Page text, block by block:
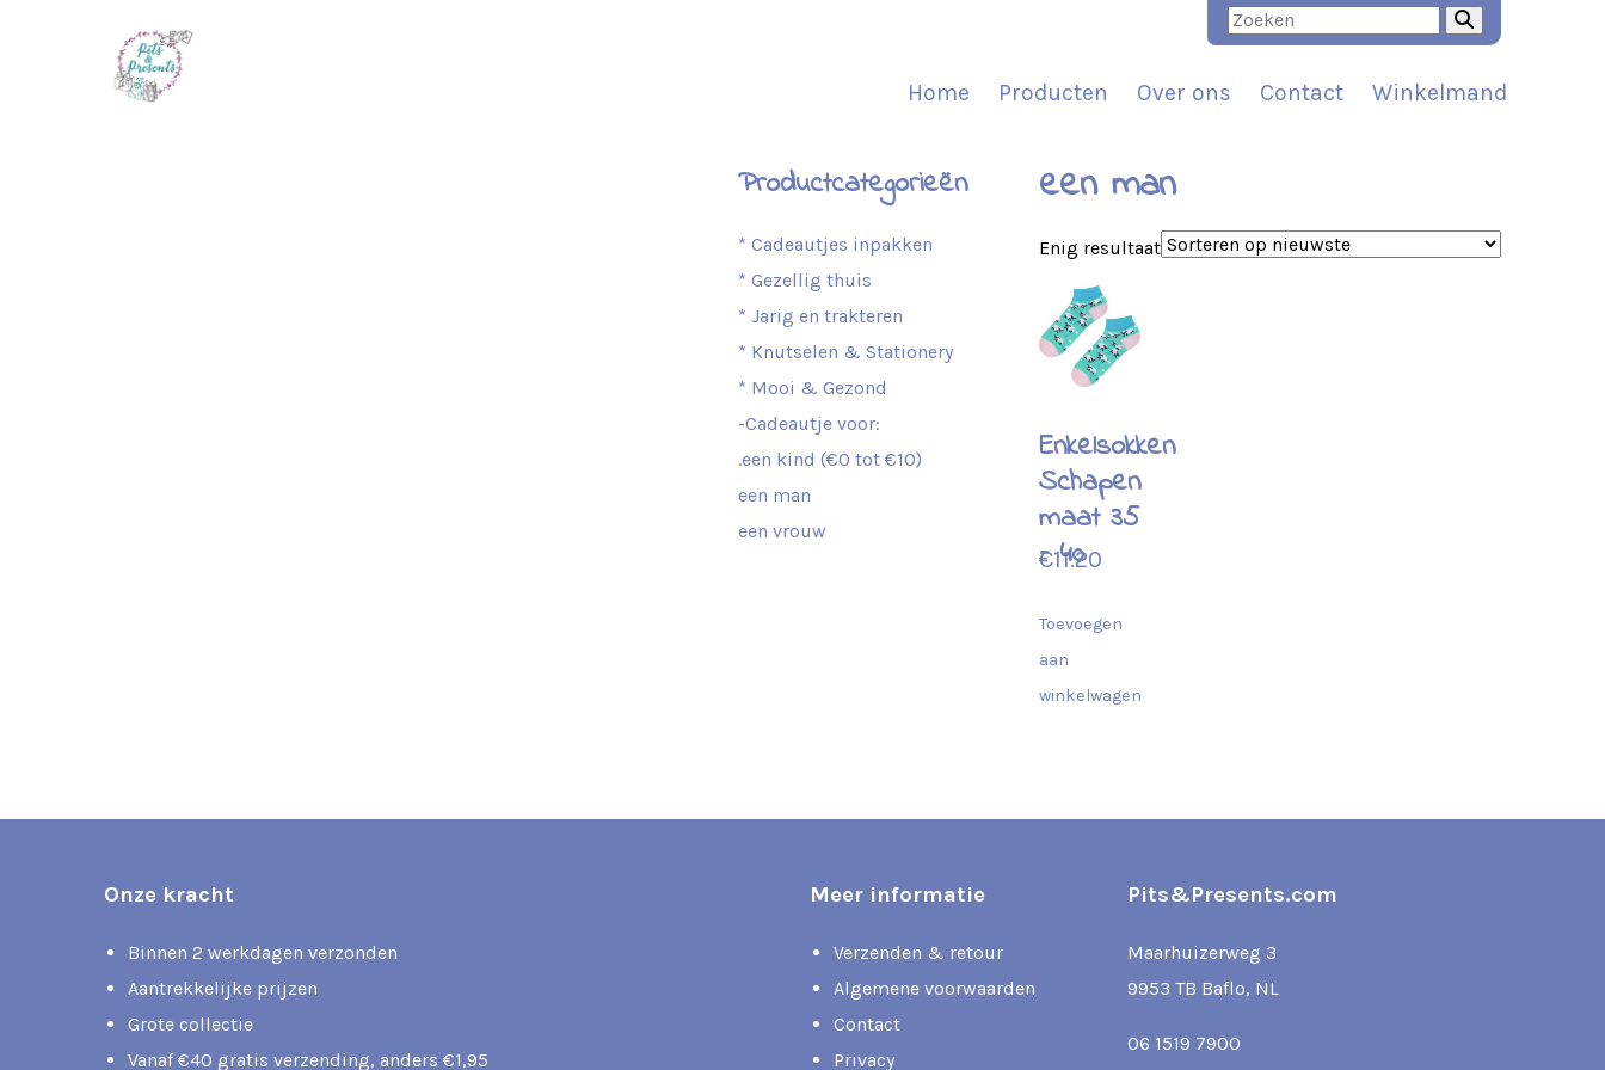
Home Producten Over ons Contact Winkelmand
een man
Enig resultaat
Enkelsokken
Schapen
maat 35
– 40
€11.20
Toevoegen
aan
winkelwagen
Productcategorieën
* Cadeautjes inpakken
* Gezellig thuis
* Jarig en trakteren
* Knutselen & Stationery
* Mooi & Gezond
-Cadeautje voor:
.een kind (€0 tot €10)
een man
een vrouw
Onze kracht
Binnen 2 werkdagen verzonden
Aantrekkelijke prijzen
Grote collectie
Vanaf €40 gratis verzending, anders €1,95
Meer informatie
Verzenden & retour
Algemene voorwaarden
Contact
Privacy
Pits&Presents.com
Maarhuizerweg 3
9953 TB Baflo, NL
06 1519 7900